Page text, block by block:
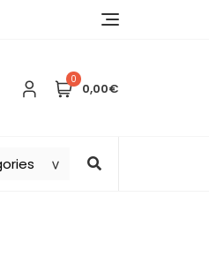
0
0,00€